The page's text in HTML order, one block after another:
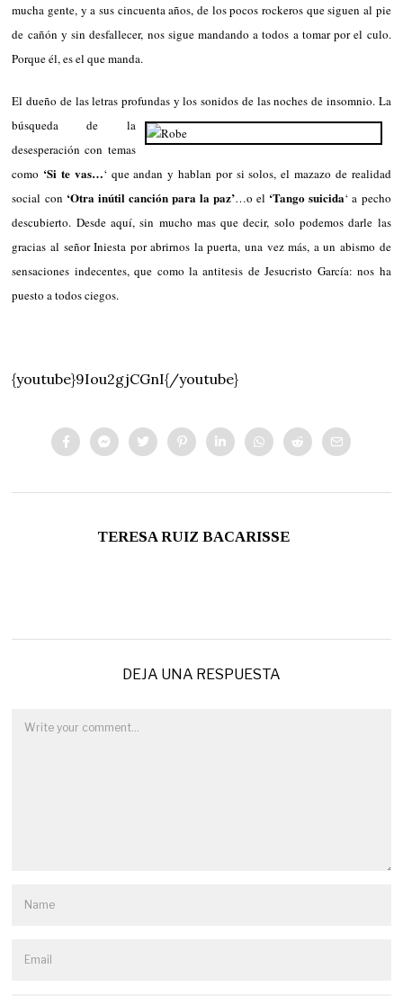
mucha gente, y a sus cincuenta años, de los pocos rockeros que siguen al pie
de cañón y sin desfallecer, nos sigue mandando a todos a tomar por el culo.
Porque él, es el que manda.
El dueño de las letras profundas y los sonidos de las noches de insomnio. La
búsqueda de la
desesperación con temas
como ‘Si te vas…‘ que andan y hablan por si solos, el mazazo de realidad
social con ‘Otra inútil canción para la paz’…o el ‘Tango suicida‘ a pecho
descubierto. Desde aquí, sin mucho mas que decir, solo podemos darle las
gracias al señor Iniesta por abrirnos la puerta, una vez más, a un abismo de
sensaciones indecentes, que como la antitesis de Jesucristo García: nos ha
puesto a todos ciegos.
{youtube}9Iou2gjCGnI{/youtube}
TERESA RUIZ BACARISSE
DEJA UNA RESPUESTA